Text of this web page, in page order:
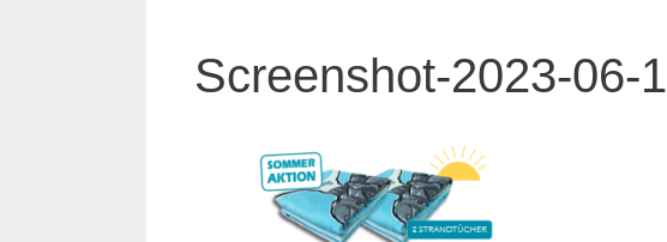
Screenshot-2023-06-